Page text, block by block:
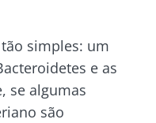
simples: um
e as
se algumas
são